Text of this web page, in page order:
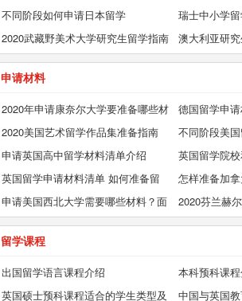
新西兰名校
不同阶段如何申请日本留学
瑞士中小学
2020武藏野美术大学研究生留学指南
澳大利亚研
申请材料
2020年申请康奈尔大学要准备哪些材
料？
德国留学申
国读书
2020美国艺术留学作品集准备指南
不同阶段美
申请英国高中留学材料清单介绍
英国留学院
材料？
英国留学申请材料清单 如何准备留
学申请材料
怎样准备加
料
申请美国西北大学需要哪些材料？面
试该怎么办？
2020芬兰赫
清单
留学课程
出国留学语言课程介绍
本科预科课
英国硕士预科课程适合的学生类型及
中国与英国